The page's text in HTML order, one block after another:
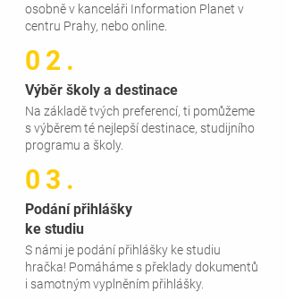
osobně v kanceláři Information Planet v
centru Prahy, nebo online.
02.
Výběr školy a destinace
Na základě tvých preferencí, ti pomůžeme
s výběrem té nejlepší destinace, studijního
programu a školy.
03.
Podání přihlášky
ke studiu
S námi je podání přihlášky ke studiu
hračka! Pomáháme s překlady dokumentů
i samotným vyplněním přihlášky.